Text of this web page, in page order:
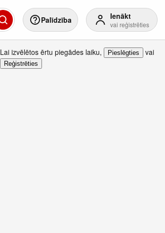
Palīdzība Ienākt
vai reģistrēties
Lai izvēlētos ērtu piegādes laiku, Pieslēgties vai
Reģistrēties